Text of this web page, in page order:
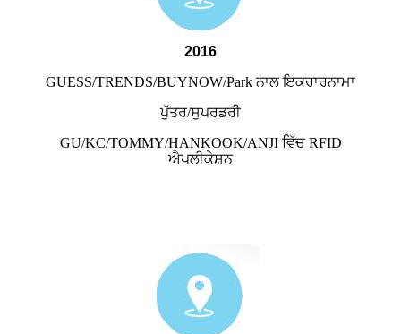
2016
GUESS/TRENDS/BUYNOW/Park ਨਾਲ ਇਕਰਾਰਨਾਮਾ
ਪੁੱਤਰ/ਸੁਪਰਡਰੀ
GU/KC/TOMMY/HANKOOK/ANJI ਵਿੱਚ RFID
ਐਪਲੀਕੇਸ਼ਨ